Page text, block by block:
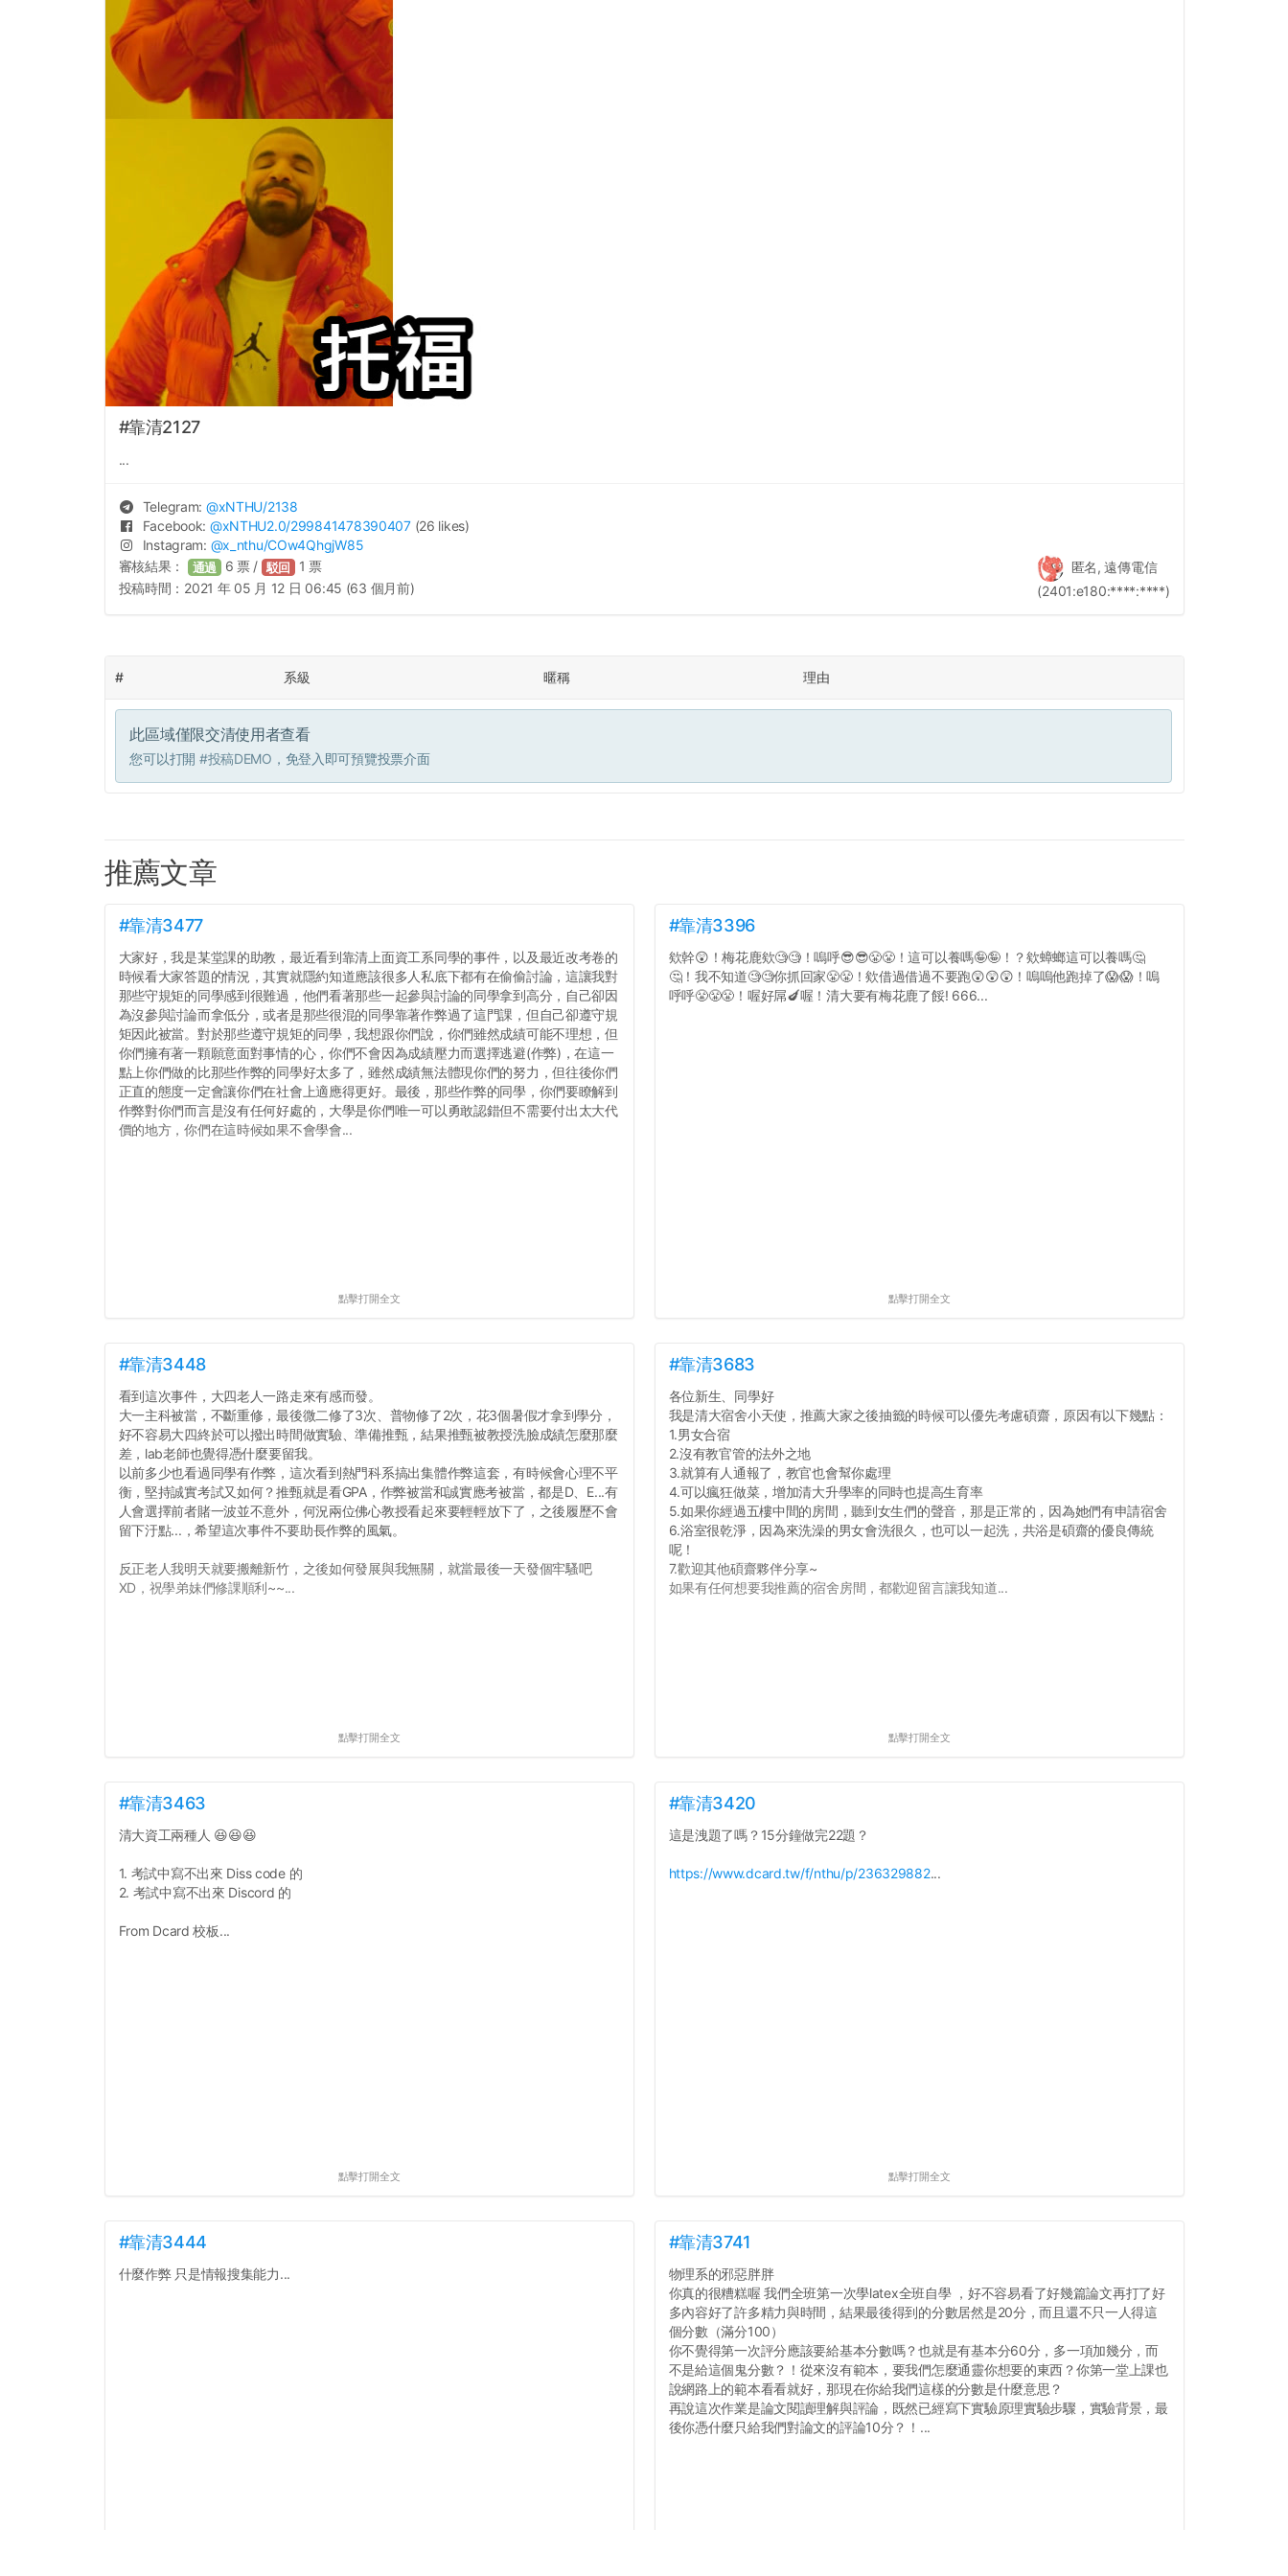
#靠清2127
...
Telegram: @xNTHU/2138
Facebook: @xNTHU2.0/299841478390407 (26 likes)
Instagram: @x_nthu/COw4QhgjW85
匿名, 遠傳電信
(2401:e180:****:****)
審核結果： 通過 6 票 / 駁回 1 票
投稿時間： 2021 年 05 月 12 日 06:45 (63 個月前)
# 系級 暱稱 理由
此區域僅限交清使用者查看
您可以打開 #投稿DEMO ，免登入即可預覽投票介面
推薦文章
#靠清3477
大家好，我是某堂課的助教，最近看到靠清上面資工系同學的事件，以及最近改考卷的
時候看大家答題的情況，其實就隱約知道應該很多人私底下都有在偷偷討論，這讓我對
那些守規矩的同學感到很難過，他們看著那些一起參與討論的同學拿到高分，自己卻因
為沒參與討論而拿低分，或者是那些很混的同學靠著作弊過了這門課，但自己卻遵守規
矩因此被當。對於那些遵守規矩的同學，我想跟你們說，你們雖然成績可能不理想，但
你們擁有著一顆願意面對事情的心，你們不會因為成績壓力而選擇逃避(作弊)，在這一
點上你們做的比那些作弊的同學好太多了，雖然成績無法體現你們的努力，但往後你們
正直的態度一定會讓你們在社會上適應得更好。最後，那些作弊的同學，你們要瞭解到
作弊對你們而言是沒有任何好處的，大學是你們唯一可以勇敢認錯但不需要付出太大代
價的地方，你們在這時候如果不會學會...
點擊打開全文
#靠清3396
欸幹😲！梅花鹿欸🧐🧐！嗚呼😎😎😤😤！這可以養嗎🤪🤪！？欸蟑螂這可以養嗎🤔
🤔！我不知道🧐🧐你抓回家😤😤！欸借過借過不要跑😲😲😲！嗚嗚他跑掉了😱😱！嗚
呼呼😤😤😤！喔好屌🍆喔！清大要有梅花鹿了餒! 666...
點擊打開全文
#靠清3448
看到這次事件，大四老人一路走來有感而發。
大一主科被當，不斷重修，最後微二修了3次、普物修了2次，花3個暑假才拿到學分，
好不容易大四終於可以撥出時間做實驗、準備推甄，結果推甄被教授洗臉成績怎麼那麼
差，lab老師也覺得憑什麼要留我。
以前多少也看過同學有作弊，這次看到熱門科系搞出集體作弊這套，有時候會心理不平
衡，堅持誠實考試又如何？推甄就是看GPA，作弊被當和誠實應考被當，都是D、E...有
人會選擇前者賭一波並不意外，何況兩位佛心教授看起來要輕輕放下了，之後履歷不會
留下汙點...，希望這次事件不要助長作弊的風氣。
反正老人我明天就要搬離新竹，之後如何發展與我無關，就當最後一天發個牢騷吧
XD，祝學弟妹們修課順利~~...
點擊打開全文
#靠清3683
各位新生、同學好
我是清大宿舍小天使，推薦大家之後抽籤的時候可以優先考慮碩齋，原因有以下幾點：
1.男女合宿
2.沒有教官管的法外之地
3.就算有人通報了，教官也會幫你處理
4.可以瘋狂做菜，增加清大升學率的同時也提高生育率
5.如果你經過五樓中間的房間，聽到女生們的聲音，那是正常的，因為她們有申請宿舍
6.浴室很乾淨，因為來洗澡的男女會洗很久，也可以一起洗，共浴是碩齋的優良傳統
呢！
7.歡迎其他碩齋夥伴分享~
如果有任何想要我推薦的宿舍房間，都歡迎留言讓我知道...
點擊打開全文
#靠清3463
清大資工兩種人 😆😆😆
1. 考試中寫不出來 Diss code 的
2. 考試中寫不出來 Discord 的
From Dcard 校板...
點擊打開全文
#靠清3420
這是洩題了嗎？15分鐘做完22題？
https://www.dcard.tw/f/nthu/p/236329882...
點擊打開全文
#靠清3444
什麼作弊 只是情報搜集能力...
#靠清3741
物理系的邪惡胖胖
你真的很糟糕喔 我們全班第一次學latex全班自學 ，好不容易看了好幾篇論文再打了好
多內容好了許多精力與時間，結果最後得到的分數居然是20分，而且還不只一人得這
個分數（滿分100）
你不覺得第一次評分應該要給基本分數嗎？也就是有基本分60分，多一項加幾分，而
不是給這個鬼分數？！從來沒有範本，要我們怎麼通靈你想要的東西？你第一堂上課也
說網路上的範本看看就好，那現在你給我們這樣的分數是什麼意思？
再說這次作業是論文閱讀理解與評論，既然已經寫下實驗原理實驗步驟，實驗背景，最
後你憑什麼只給我們對論文的評論10分？！...